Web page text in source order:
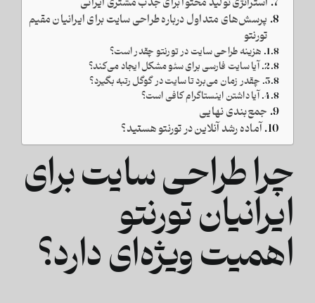
پرسش‌های متداول درباره طراحی سایت برای ایرانیان مقیم
تورنتو
هزینه طراحی سایت در تورنتو چقدر است؟
آیا سایت فارسی برای سئو مشکل ایجاد می‌کند؟
چقدر زمان می‌برد تا سایت در گوگل رتبه بگیرد؟
آیا داشتن اینستاگرام کافی است؟
جمع‌بندی نهایی
آماده رشد آنلاین در تورنتو هستید؟
چرا طراحی سایت برای
ایرانیان تورنتو
اهمیت ویژه‌ای دارد؟